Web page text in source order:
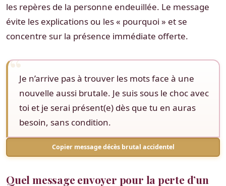
les repères de la personne endeuillée. Le message
évite les explications ou les « pourquoi » et se
concentre sur la présence immédiate offerte.
Je n’arrive pas à trouver les mots face à une
nouvelle aussi brutale. Je suis sous le choc avec
toi et je serai présent(e) dès que tu en auras
besoin, sans condition.
Copier message décès brutal accidentel
Quel message envoyer pour la perte d’un